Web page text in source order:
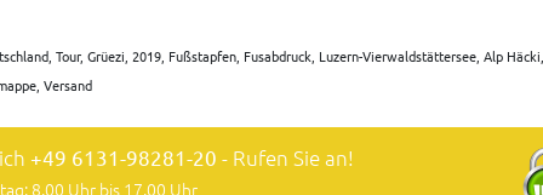
Tour, Grüezi, 2019, Fußstapfen, Fusabdruck, Luzern-Vierwaldstättersee, Alp
Versand
+49 6131-98281-20 - Rufen Sie an!
8.00 Uhr bis 17.00 Uhr